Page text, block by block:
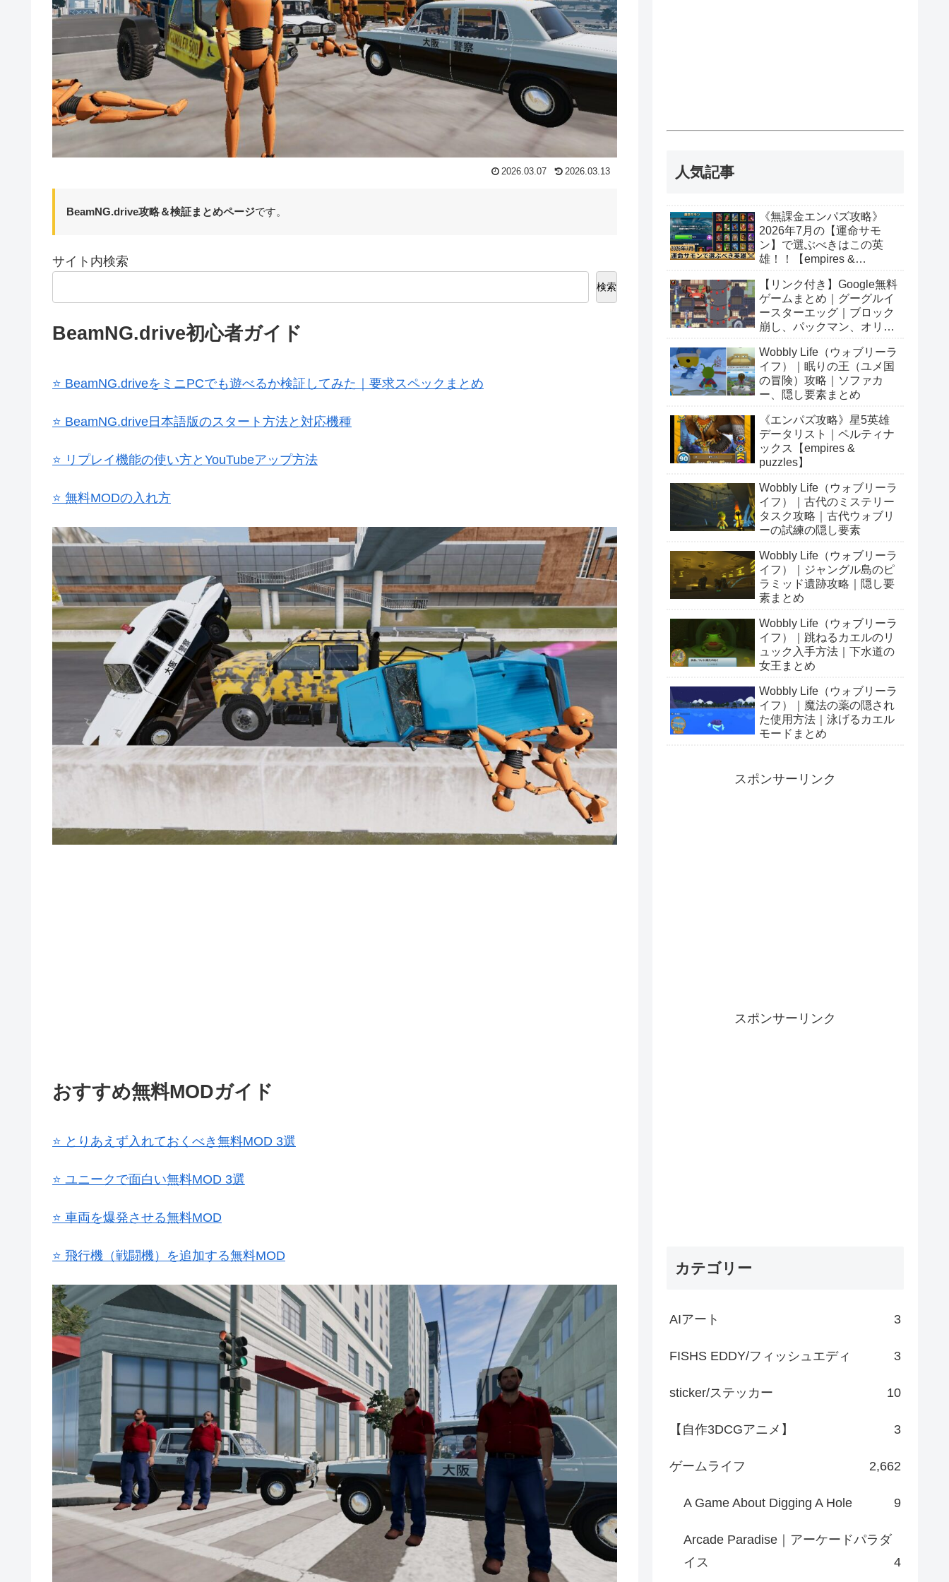
2026.03.07 2026.03.13
BeamNG.drive攻略＆検証まとめページです。
サイト内検索
検索
BeamNG.drive初心者ガイド
⭐ BeamNG.driveをミニPCでも遊べるか検証してみた｜要求スペックまとめ
⭐ BeamNG.drive日本語版のスタート方法と対応機種
⭐ リプレイ機能の使い方とYouTubeアップ方法
⭐ 無料MODの入れ方
おすすめ無料MODガイド
⭐ とりあえず入れておくべき無料MOD 3選
⭐ ユニークで面白い無料MOD 3選
⭐ 車両を爆発させる無料MOD
⭐ 飛行機（戦闘機）を追加する無料MOD
人気記事
《無課金エンパズ攻略》
2026年7月の【運命サモ
ン】で選ぶべきはこの英
雄！！【empires &
【リンク付き】Google無料
ゲームまとめ｜グーグルイ
ースターエッグ｜ブロック
崩し、パックマン、オリン
Wobbly Life（ウォブリーラ
イフ）｜眠りの王（ユメ国
の冒険）攻略｜ソファカ
ー、隠し要素まとめ
《エンパズ攻略》星5英雄
データリスト｜ペルティナ
ックス【empires &
puzzles】
Wobbly Life（ウォブリーラ
イフ）｜古代のミステリー
タスク攻略｜古代ウォブリ
ーの試練の隠し要素
Wobbly Life（ウォブリーラ
イフ）｜ジャングル島のピ
ラミッド遺跡攻略｜隠し要
素まとめ
Wobbly Life（ウォブリーラ
イフ）｜跳ねるカエルのリ
ュック入手方法｜下水道の
女王まとめ
Wobbly Life（ウォブリーラ
イフ）｜魔法の薬の隠され
た使用方法｜泳げるカエル
モードまとめ
スポンサーリンク
スポンサーリンク
カテゴリー
AIアート 3
FISHS EDDY/フィッシュエディ 3
sticker/ステッカー 10
【自作3DCGアニメ】 3
ゲームライフ 2,662
A Game About Digging A Hole 9
Arcade Paradise｜アーケードパラダ
イス
4